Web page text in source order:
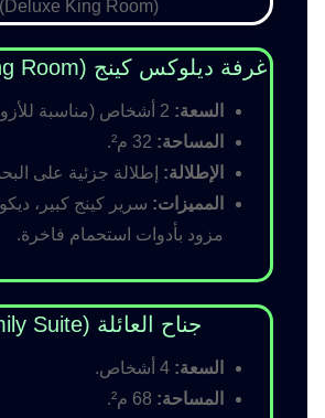
غرفة ديلوكس كينج (Deluxe King Room)
السعة:
المساحة:
الإطلالة: إطلالة جزئية على
المميزات: سرير كينج كبير،
مزود بأدوات استحمام فاخرة.
جناح العائلة (Family Suite)
السعة:
المساحة: